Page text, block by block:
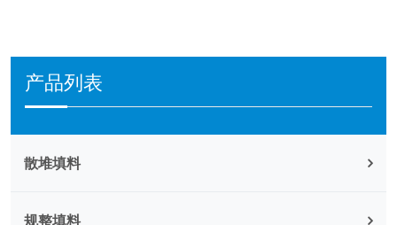
产品列表
散堆填料
规整填料